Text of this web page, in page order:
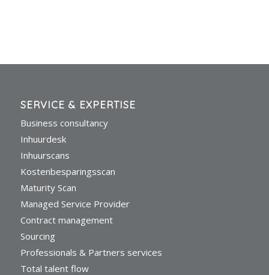
SERVICE & EXPERTISE
Business consultancy
Inhuurdesk
Inhuurscans
Kostenbesparingsscan
Maturity Scan
Managed Service Provider
Contract management
Sourcing
Professionals & Partners services
Total talent flow